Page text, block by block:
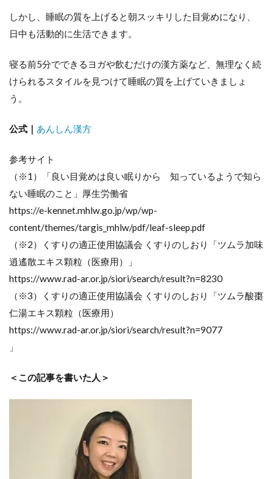
しかし、睡眠の質を上げると朝スッキリした目覚めになり、
日中も活動的に生活できます。
寝る前5分でできるヨガや飲むだけの漢方薬など、無理なく続
けられるスタイルを見つけて睡眠の質を上げていきましょ
う。
公式｜ あんしん漢方
参考サイト
（※1）「良い目覚めは良い眠りから 知っているようで知ら
ない睡眠のこと」厚生労働省
https://e-kennet.mhlw.go.jp/wp/wp-
content/themes/targis_mhlw/pdf/leaf-sleep.pdf
（※2）くすりの適正使用協議会 くすりのしおり「ツムラ加味
逍遙散エキス顆粒（医療用）」
https://www.rad-ar.or.jp/siori/search/result?n=8230
（※3）くすりの適正使用協議会 くすりのしおり「ツムラ酸棗
仁湯エキス顆粒（医療用）
https://www.rad-ar.or.jp/siori/search/result?n=9077
」
＜この記事を書いた人＞